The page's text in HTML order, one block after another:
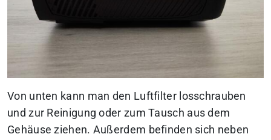
Von unten kann man den Luftfilter losschrauben
und zur Reinigung oder zum Tausch aus dem
Gehäuse ziehen. Außerdem befinden sich neben